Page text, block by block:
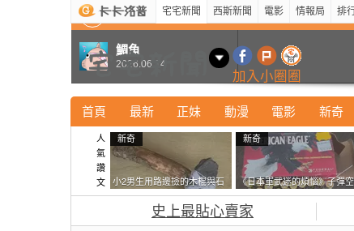
宅宅新聞 西斯新聞 電影 情報局 排
加入小圈圈
首頁 最新 正妹 動漫 電影 新奇
人
氣
讚
文
新奇
小2男生用路邊撿的木棍與石
頭做成了《石斧》馬麻打開書
包嚇一跳怎麼會有這種東
西！？
新奇
《日本軍武迷的煩惱》子彈空
盒在日本超級貴 美國網友直
接一大箱寄給他了
史上最貼心賣家
最新 新奇 正妹 寵物 型男 Kuso 科技
鯛魚
2026.06.14